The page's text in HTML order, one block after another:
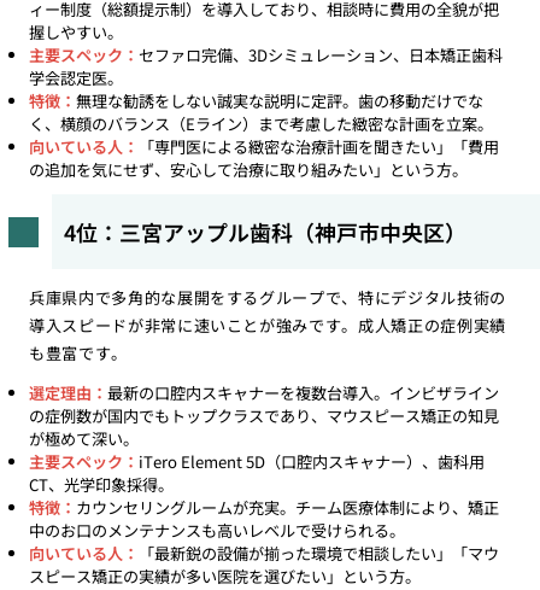
ィー制度（総額提示制）を導入しており、相談時に費用の全貌が把
握しやすい。
主要スペック： セファロ完備、3Dシミュレーション、日本矯正歯科
学会認定医。
特徴： 無理な勧誘をしない誠実な説明に定評。歯の移動だけでな
く、横顔のバランス（Eライン）まで考慮した緻密な計画を立案。
向いている人：
「専門医による緻密な治療計画を聞きたい」「費用
の追加を気にせず、安心して治療に取り組みたい」という方。
4位：三宮アップル歯科（神戸市中央区）
兵庫県内で多角的な展開をするグループで、特にデジタル技術の
導入スピードが非常に速いことが強みです。成人矯正の症例実績
も豊富です。
選定理由： 最新の口腔内スキャナーを複数台導入。インビザライン
の症例数が国内でもトップクラスであり、マウスピース矯正の知見
が極めて深い。
主要スペック： iTero Element 5D（口腔内スキャナー）、歯科用
CT、光学印象採得。
特徴： カウンセリングルームが充実。チーム医療体制により、矯正
中のお口のメンテナンスも高いレベルで受けられる。
向いている人：
「最新鋭の設備が揃った環境で相談したい」「マウ
スピース矯正の実績が多い医院を選びたい」という方。